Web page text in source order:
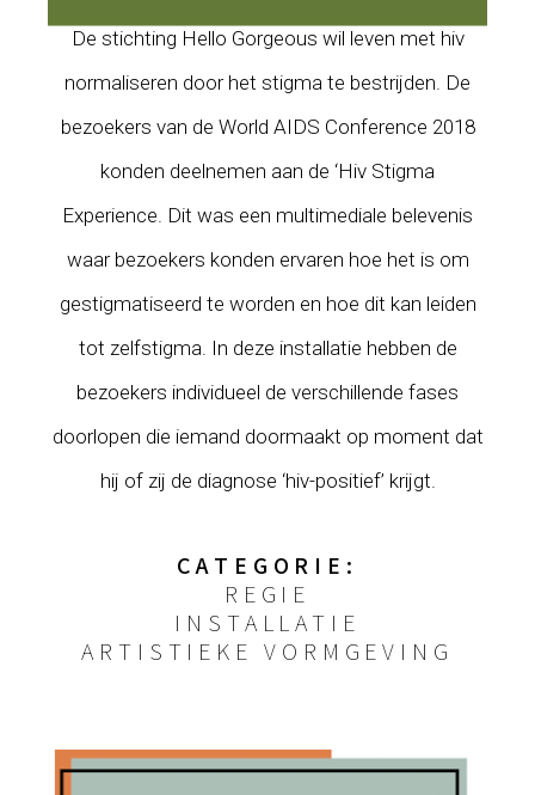
De stichting Hello Gorgeous wil leven met hiv
normaliseren door het stigma te bestrijden. De
bezoekers van de World AIDS Conference 2018
konden deelnemen aan de ‘Hiv Stigma
Experience. Dit was een multimediale belevenis
waar bezoekers konden ervaren hoe het is om
gestigmatiseerd te worden en hoe dit kan leiden
tot zelfstigma. In deze installatie hebben de
bezoekers individueel de verschillende fases
doorlopen die iemand doormaakt op moment dat
hij of zij de diagnose ‘hiv-positief’ krijgt.
CATEGORIE:
REGIE
INSTALLATIE
ARTISTIEKE VORMGEVING